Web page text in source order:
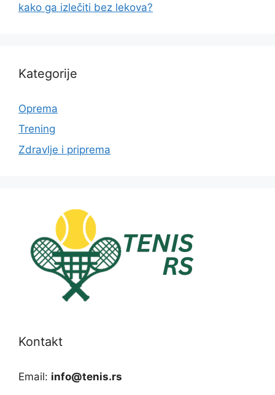
kako ga izlečiti bez lekova?
Kategorije
Oprema
Trening
Zdravlje i priprema
Kontakt
Email: info@tenis.rs